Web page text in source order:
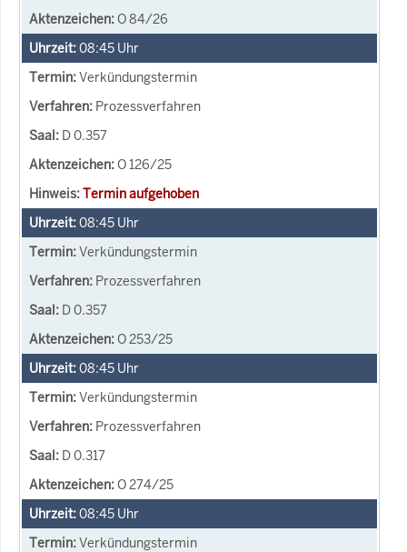
O 84/26
08:45 Uhr
Verkündungstermin
Prozessverfahren
D 0.357
O 126/25
Termin aufgehoben
08:45 Uhr
Verkündungstermin
Prozessverfahren
D 0.357
O 253/25
08:45 Uhr
Verkündungstermin
Prozessverfahren
D 0.317
O 274/25
08:45 Uhr
Verkündungstermin